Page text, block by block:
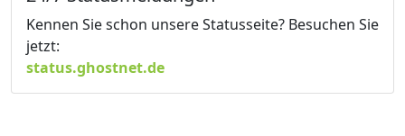
Kennen Sie schon unsere Statusseite? Besuchen Sie
jetzt:
status.ghostnet.de